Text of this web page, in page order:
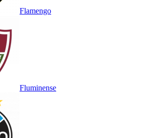
Flamengo
Fluminense